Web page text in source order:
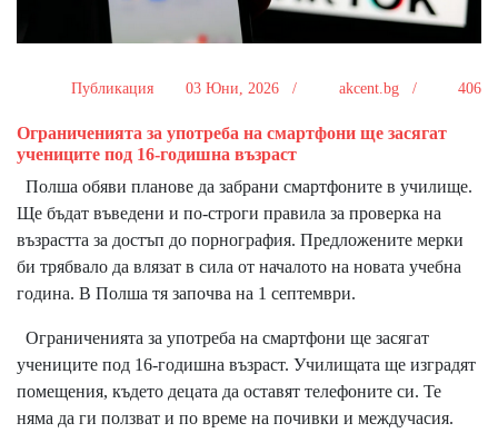
Публикация 03 Юни, 2026 / akcent.bg / 406
Ограниченията за употреба на смартфони ще засягат
учениците под 16-годишна възраст
Полша обяви планове да забрани смартфоните в училище.
Ще бъдат въведени и по-строги правила за проверка на
възрастта за достъп до порнография. Предложените мерки
би трябвало да влязат в сила от началото на новата учебна
година. В Полша тя започва на 1 септември.
Ограниченията за употреба на смартфони ще засягат
учениците под 16-годишна възраст. Училищата ще изградят
помещения, където децата да оставят телефоните си. Те
няма да ги ползват и по време на почивки и междучасия.